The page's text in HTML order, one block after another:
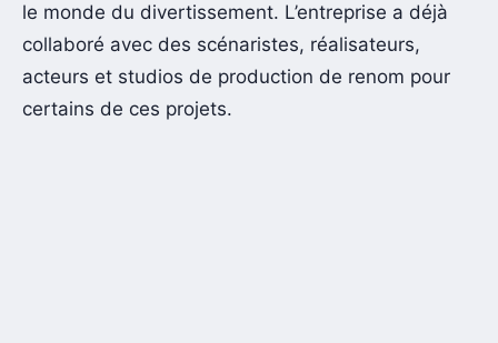
le monde du divertissement. L’entreprise a déjà
collaboré avec des scénaristes, réalisateurs,
acteurs et studios de production de renom pour
certains de ces projets.